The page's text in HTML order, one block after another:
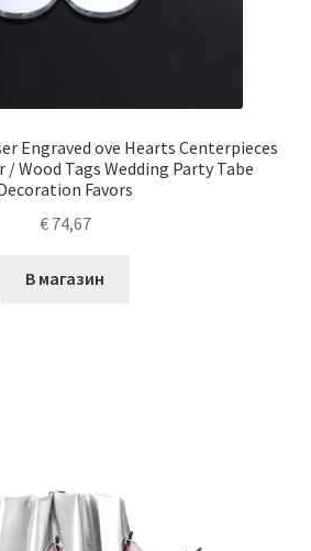
Engraved ove Hearts Centerpieces
/ Wood Tags Wedding Party Tabe
Favors
€74,67
В магазин